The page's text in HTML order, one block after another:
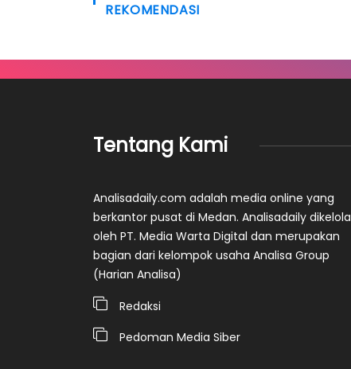
REKOMENDASI
Tentang Kami
Analisadaily.com adalah media online yang
berkantor pusat di Medan. Analisadaily dikelola
oleh PT. Media Warta Digital dan merupakan
bagian dari kelompok usaha Analisa Group
(Harian Analisa)
Redaksi
Pedoman Media Siber